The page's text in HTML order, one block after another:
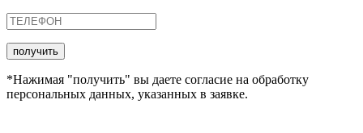
*Нажимая "получить" вы даете согласие на обработку
персональных данных, указанных в заявке.